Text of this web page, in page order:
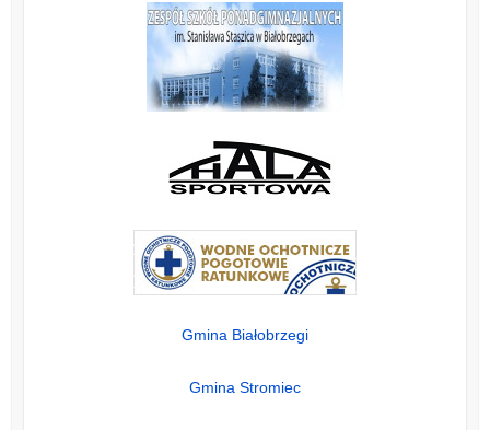
Gmina Białobrzegi
Gmina Stromiec